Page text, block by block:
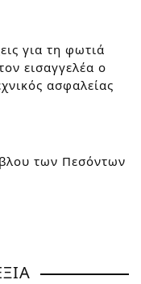
για τη φωτιά
εισαγγελέα ο
ασφαλείας
των Πεσόντων